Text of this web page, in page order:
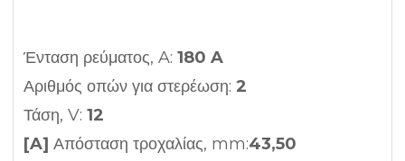
Ένταση ρεύματος, A: 180 A
Αριθμός οπών για στερέωση: 2
Τάση, V: 12
[A] Απόσταση τροχαλίας, mm:43,50